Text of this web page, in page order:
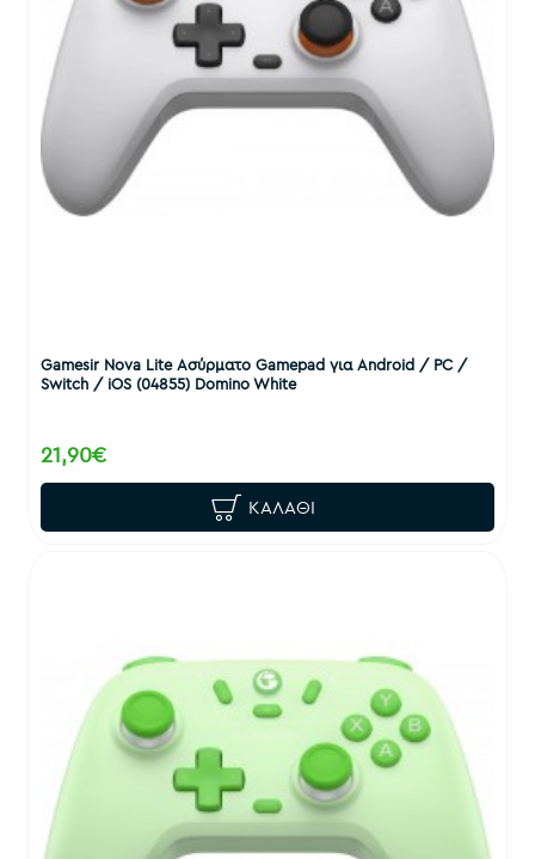
Gamesir Nova Lite Ασύρματο Gamepad για Android / PC /
Switch / iOS (04855) Domino White
21,90€
ΚΑΛΆΘΙ